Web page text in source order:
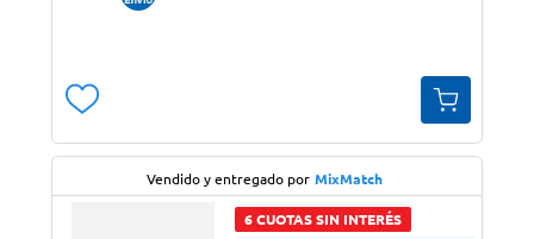
Vendido y entregado por MixMatch
6 CUOTAS SIN INTERÉS